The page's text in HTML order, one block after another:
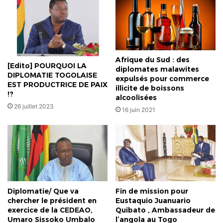
[Edito] POURQUOI LA
DIPLOMATIE TOGOLAISE
EST PRODUCTRICE DE PAIX
!?
26 juillet 2023
Afrique du Sud : des
diplomates malawites
expulsés pour commerce
illicite de boissons
alcoolisées
16 juin 2021
Diplomatie/ Que va
chercher le président en
exercice de la CEDEAO,
Umaro Sissoko Umbalo
Fin de mission pour
Eustaquio Juanuario
Quibato , Ambassadeur de
l’angola au Togo